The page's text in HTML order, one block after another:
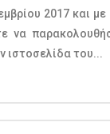
2017 και
να
ιστοσελίδα του...